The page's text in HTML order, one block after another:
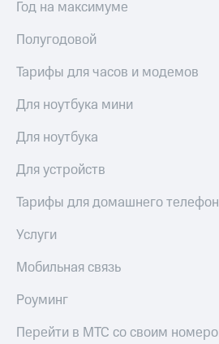
Скидка 30%
МТС
МТС
Накопления
Откладывайте
деньги
и получайте
Платежи
Пополнить
Настройки
с карты
товаров
Скидки
до 40%
на смартфоны
при
со связью
Год на максимуме
Полугодовой
Тарифы для часов и модемов
Для ноутбука мини
Для ноутбука
Для устройств
Тарифы для домашнего
Услуги
Мобильная связь
Роуминг
Перейти в МТС со своим